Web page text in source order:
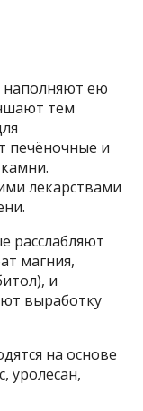
наполняют ею
тем
печёночные и
лекарствами
расслабляют
магния,
и
выработку
на основе
уролесан,